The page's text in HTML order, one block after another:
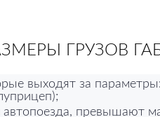
ГРУЗОВ
выходят за
автопоезда, превышают